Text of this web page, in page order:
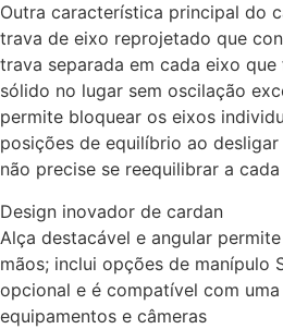
Outra característica principal do
trava de eixo reprojetado que
trava separada em cada eixo
sólido no lugar sem oscilação
permite bloquear os eixos
posições de equilíbrio ao
não precise se reequilibrar a cada
Design inovador de cardan
Alça destacável e angular
mãos; inclui opções de manípulo
opcional e é compatível com
equipamentos e câmeras